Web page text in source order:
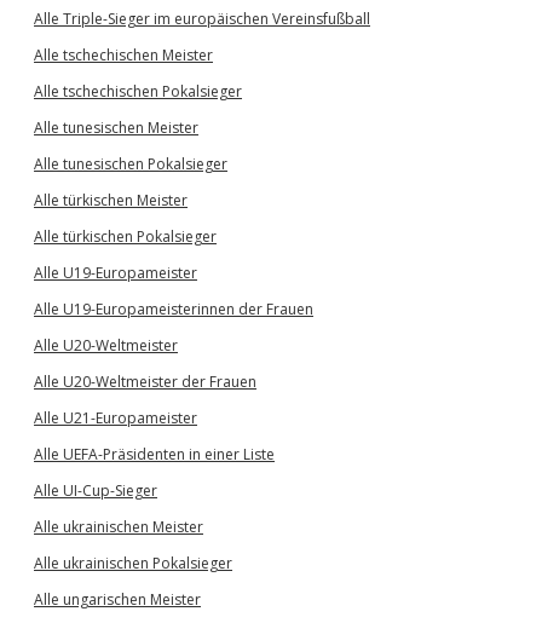
Alle Triple-Sieger im europäischen Vereinsfußball
Alle tschechischen Meister
Alle tschechischen Pokalsieger
Alle tunesischen Meister
Alle tunesischen Pokalsieger
Alle türkischen Meister
Alle türkischen Pokalsieger
Alle U19-Europameister
Alle U19-Europameisterinnen der Frauen
Alle U20-Weltmeister
Alle U20-Weltmeister der Frauen
Alle U21-Europameister
Alle UEFA-Präsidenten in einer Liste
Alle UI-Cup-Sieger
Alle ukrainischen Meister
Alle ukrainischen Pokalsieger
Alle ungarischen Meister